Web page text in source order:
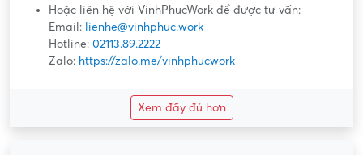
Hoặc liên hệ với VinhPhucWork để được tư vấn:
Email: lienhe@vinhphuc.work
Hotline: 02113.89.2222
Zalo: https://zalo.me/vinhphucwork
Xem đầy đủ hơn